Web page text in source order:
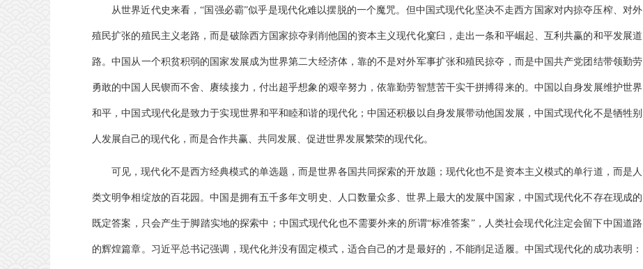
从世界近代史来看，“国强必霸”似乎是现代化难以摆脱的一个魔咒。但中国式现代化坚决不走西方国家对内掠夺压榨、对外
殖民扩张的殖民主义老路，而是破除西方国家掠夺剥削他国的资本主义现代化窠臼，走出一条和平崛起、互利共赢的和平发展道
路。中国从一个积贫积弱的国家发展成为世界第二大经济体，靠的不是对外军事扩张和殖民掠夺，而是中国共产党团结带领勤劳
勇敢的中国人民锲而不舍、赓续接力，付出超乎想象的艰辛努力，依靠勤劳智慧苦干实干拼搏得来的。中国以自身发展维护世界
和平，中国式现代化是致力于实现世界和平和睦和谐的现代化；中国还积极以自身发展带动他国发展，中国式现代化不是牺牲别
人发展自己的现代化，而是合作共赢、共同发展、促进世界发展繁荣的现代化。
可见，现代化不是西方经典模式的单选题，而是世界各国共同探索的开放题；现代化也不是资本主义模式的单行道，而是人
类文明争相绽放的百花园。中国是拥有五千多年文明史、人口数量众多、世界上最大的发展中国家，中国式现代化不存在现成的
既定答案，只会产生于脚踏实地的探索中；中国式现代化也不需要外来的所谓“标准答案”，人类社会现代化注定会留下中国道路
的辉煌篇章。习近平总书记强调，现代化并没有固定模式，适合自己的才是最好的，不能削足适履。中国式现代化的成功表明：